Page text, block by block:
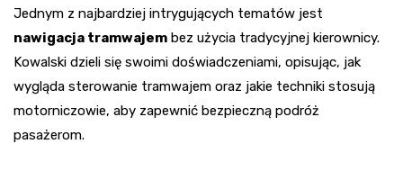
Jednym z najbardziej intrygujących tematów jest
nawigacja tramwajem bez użycia tradycyjnej kierownicy.
Kowalski dzieli się swoimi doświadczeniami, opisując, jak
wygląda sterowanie tramwajem oraz jakie techniki stosują
motorniczowie, aby zapewnić bezpieczną podróż
pasażerom.